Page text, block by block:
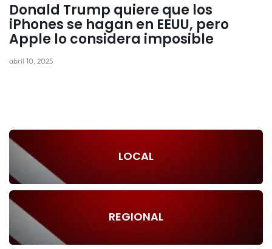
Donald Trump quiere que los
iPhones se hagan en EEUU, pero
Apple lo considera imposible
abril 10, 2025
LOCAL
REGIONAL